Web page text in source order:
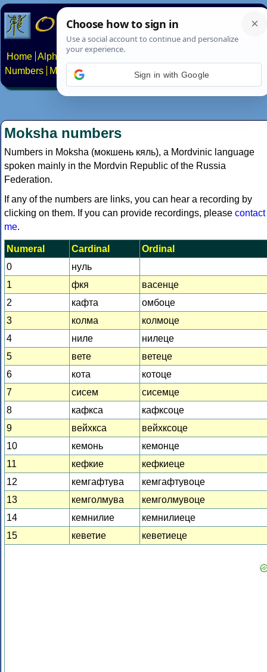
Home Alphabets Constructed scripts
Numbers
Multilingual Pages Search News About
Moksha numbers
Numbers in Moksha (мокшень кяль), a Mordvinic language
spoken mainly in the Mordvin Republic of the Russia
Federation.
If any of the numbers are links, you can hear a recording by
clicking on them. If you can provide recordings, please contact
me.
Numeral Cardinal
Ordinal
0
нуль
1
фкя
васенце
2
кафта
омбоце
3
колма
колмоце
4
ниле
нилеце
5
вете
ветеце
6
кота
котоце
7
сисем
сисемце
8
кафкса
кафксоце
9
вейхкса
вейхксоце
10
кемонь
кемонце
11
кефкие
кефкиеце
12
кемгафтува
кемгафтувоце
13
кемголмува
кемголмувоце
14
кемнилие
кемнилиеце
15
кеветие кеветиеце
Sign in with Google